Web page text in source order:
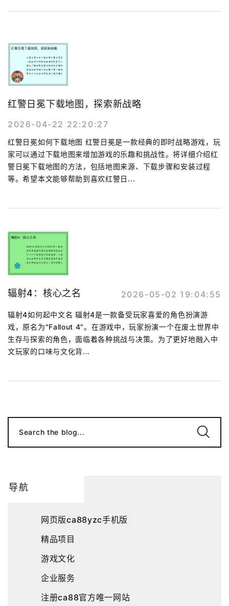
红警日冕下载地图，探索新战略
2026-04-22 22:20:27
红警日冕如何下载地图 红警日冕是一款经典的即时战略游戏，玩
家可以通过下载地图来增加游戏的乐趣和挑战性。将详细介绍红
警日冕下载地图的方法，包括地图来源、下载步骤和安装过程
等。希望本文能够帮助到喜欢红警日...
辐射4：核心之名 2026-05-02 19:04:55
辐射4如何起中文名 辐射4是一款备受玩家喜爱的角色扮演游
戏，原名为"Fallout 4"。在游戏中，玩家扮演一个在废土世界中
生存与探索的角色，面临着各种挑战与决策。为了更好地融入中
文玩家的口味与文化背...
Search the blog...
导航
网页版ca88yzc手机版
精品项目
游戏文化
企业服务
注册ca88官方唯一网站